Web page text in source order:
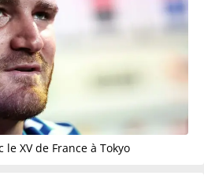
XV de France à Tokyo